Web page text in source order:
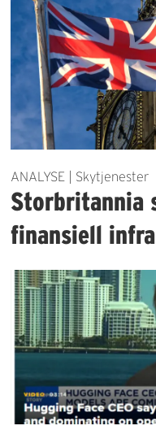
ANALYSE | Skytjenester
Storbritannia
finansiell